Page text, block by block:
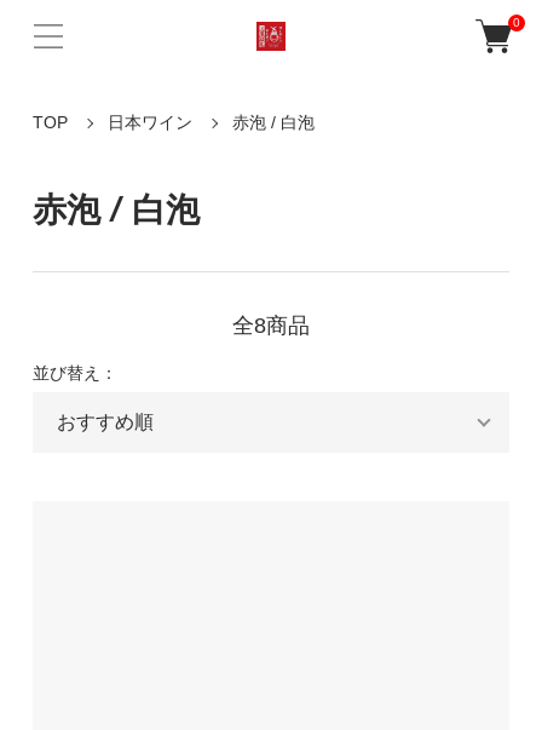
0
TOP 日本ワイン 赤泡 / 白泡
赤泡 / 白泡
全8商品
並び替え：